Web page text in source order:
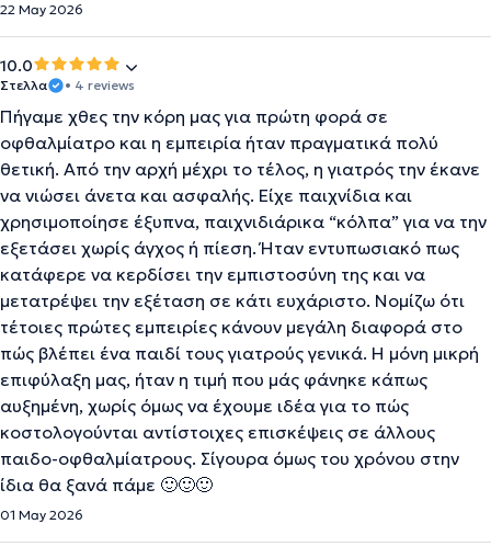
22 May 2026
10.0
Στελλα • 4 reviews
Πήγαμε χθες την κόρη μας για πρώτη φορά σε
οφθαλμίατρο και η εμπειρία ήταν πραγματικά πολύ
θετική. Από την αρχή μέχρι το τέλος, η γιατρός την έκανε
να νιώσει άνετα και ασφαλής. Είχε παιχνίδια και
χρησιμοποίησε έξυπνα, παιχνιδιάρικα “κόλπα” για να την
εξετάσει χωρίς άγχος ή πίεση. Ήταν εντυπωσιακό πως
κατάφερε να κερδίσει την εμπιστοσύνη της και να
μετατρέψει την εξέταση σε κάτι ευχάριστο. Νομίζω ότι
τέτοιες πρώτες εμπειρίες κάνουν μεγάλη διαφορά στο
πώς βλέπει ένα παιδί τους γιατρούς γενικά. Η μόνη μικρή
επιφύλαξη μας, ήταν η τιμή που μάς φάνηκε κάπως
αυξημένη, χωρίς όμως να έχουμε ιδέα για το πώς
κοστολογούνται αντίστοιχες επισκέψεις σε άλλους
παιδο-οφθαλμίατρους. Σίγουρα όμως του χρόνου στην
ίδια θα ξανά πάμε 🙂🙂🙂
01 May 2026